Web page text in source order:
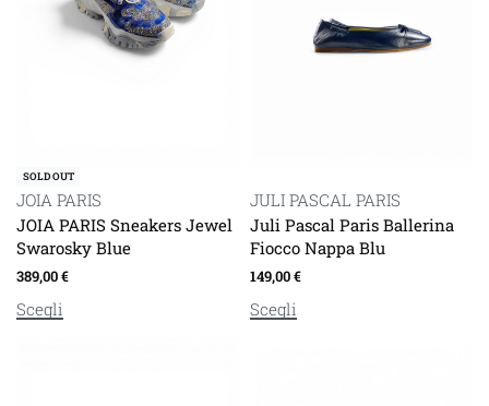
SOLD OUT
JOIA PARIS
JOIA PARIS Sneakers Jewel
Swarosky Blue
389,00€
Scegli
JULI PASCAL PARIS
Juli Pascal Paris Ballerina
Fiocco Nappa Blu
149,00€
Scegli